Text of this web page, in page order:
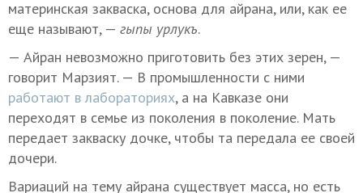
материнская закваска, основа для айрана, или, как ее
еще называют, — гыпы урлукъ.
— Айран невозможно приготовить без этих зерен, —
говорит Марзият. — В промышленности с ними
работают в лабораториях, а на Кавказе они
переходят в семье из поколения в поколение. Мать
передает закваску дочке, чтобы та передала ее своей
дочери.
Вариаций на тему айрана существует масса, но есть